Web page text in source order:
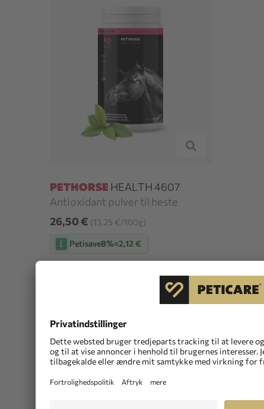
PETHORSE HEALTH 4607
Antioxidant pulver til heste
26,50 € (13,25 €/100g)
Petisave8%=2,12 €
Pålidelig beskyttelse mod frie
radikaler
Beskytter cellerne mod oxidativt
stress